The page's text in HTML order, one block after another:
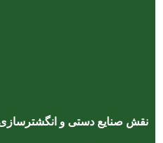
نقش صنایع دستی و